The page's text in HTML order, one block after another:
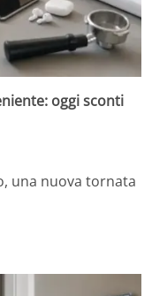
oggi sconti
una nuova tornata